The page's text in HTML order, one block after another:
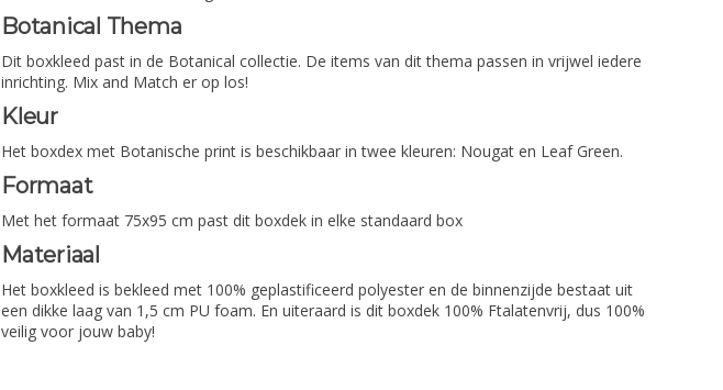
Botanical Thema
Dit boxkleed past in de Botanical collectie. De items van dit thema passen in vrijwel iedere
inrichting. Mix and Match er op los!
Kleur
Het boxdex met Botanische print is beschikbaar in twee kleuren: Nougat en Leaf Green.
Formaat
Met het formaat 75x95 cm past dit boxdek in elke standaard box
Materiaal
Het boxkleed is bekleed met 100% geplastificeerd polyester en de binnenzijde bestaat uit
een dikke laag van 1,5 cm PU foam. En uiteraard is dit boxdek 100% Ftalatenvrij, dus 100%
veilig voor jouw baby!